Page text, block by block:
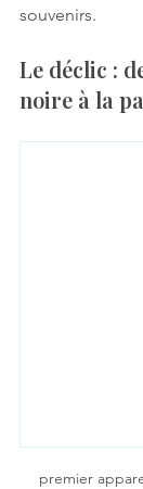
souvenirs.
Le déclic :
noire à la
premier